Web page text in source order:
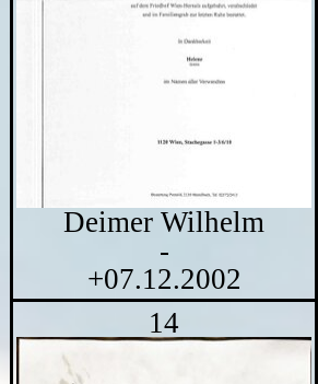
Deimer Wilhelm
-
+07.12.2002
14